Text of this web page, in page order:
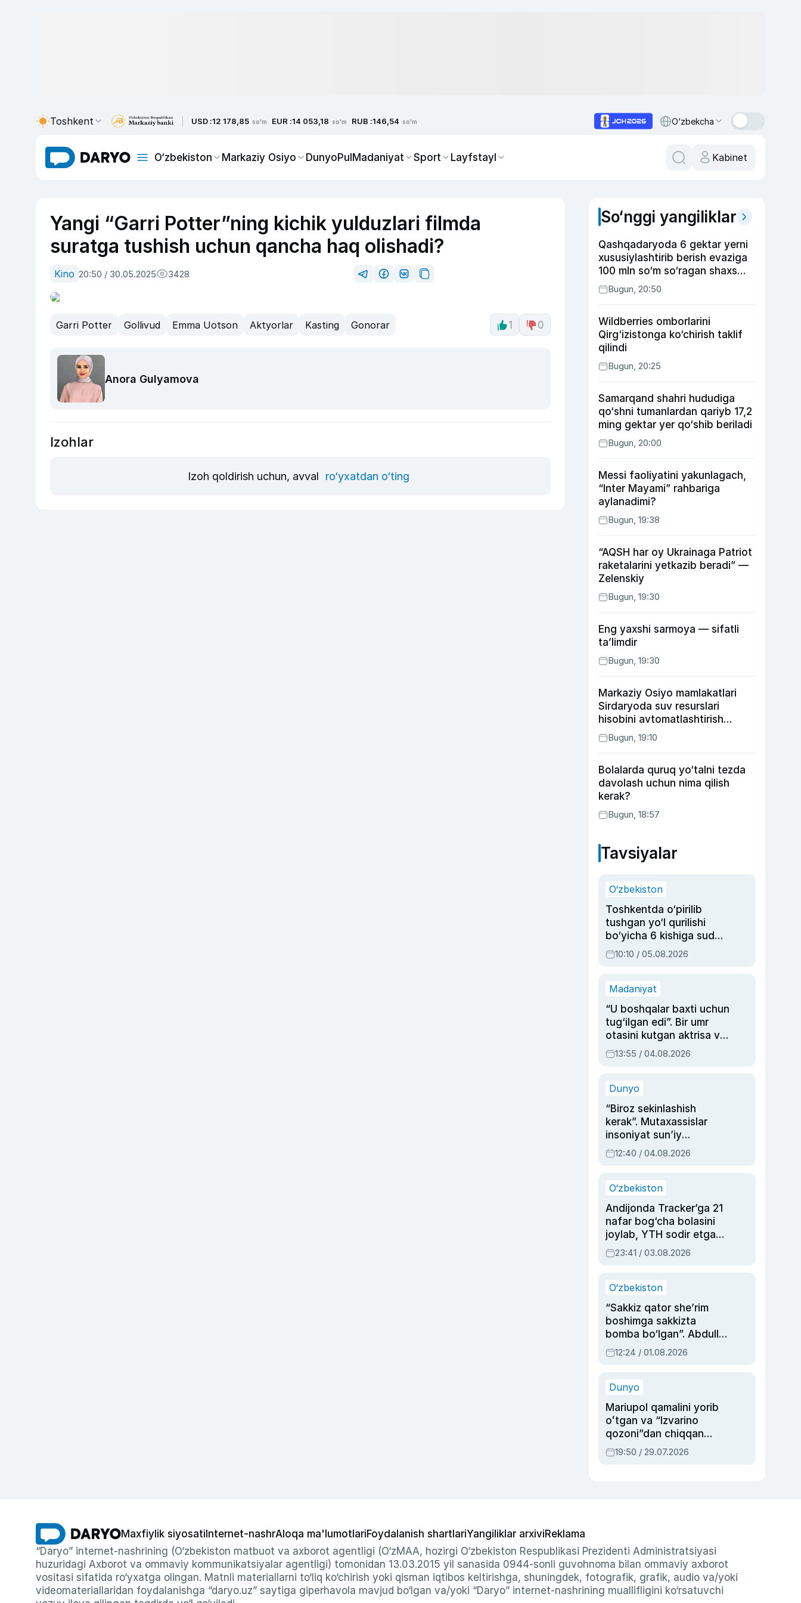
Toshkent USD :12 178,85 so'm EUR :14 053,18 so'm RUB :146,54 so'm O‘zbekcha
O‘zbekiston Markaziy Osiyo DunyoPulMadaniyat Sport Layfstayl Kabinet
Yangi “Garri Potter”ning kichik yulduzlari filmda
suratga tushish uchun qancha haq olishadi?
Kino 20:50 / 30.05.2025 3428
Garri Potter Gollivud Emma Uotson Aktyorlar Kasting Gonorar 1 0
Anora Gulyamova
Izohlar
Izoh qoldirish uchun, avval ro‘yxatdan o‘ting
So‘nggi yangiliklar
Qashqadaryoda 6 gektar yerni
xususiylashtirib berish evaziga
100 mln so‘m so‘ragan shaxs
ushlandi
Bugun, 20:50
Wildberries omborlarini
Qirg‘izistonga ko‘chirish taklif
qilindi
Bugun, 20:25
Samarqand shahri hududiga
qo‘shni tumanlardan qariyb 17,2
ming gektar yer qo‘shib beriladi
Bugun, 20:00
Messi faoliyatini yakunlagach,
“Inter Mayami” rahbariga
aylanadimi?
Bugun, 19:38
“AQSH har oy Ukrainaga Patriot
raketalarini yetkazib beradi” —
Zelenskiy
Bugun, 19:30
Eng yaxshi sarmoya — sifatli
ta’limdir
Bugun, 19:30
Markaziy Osiyo mamlakatlari
Sirdaryoda suv resurslari
hisobini avtomatlashtirish
rejasini ishlab chiqishni
ma’qulladi
Bugun, 19:10
Bolalarda quruq yo‘talni tezda
davolash uchun nima qilish
kerak?
Bugun, 18:57
Tavsiyalar
O‘zbekiston
Toshkentda o‘pirilib
tushgan yo‘l qurilishi
bo‘yicha 6 kishiga sud
hukmi o‘qildi
10:10 / 05.08.2026
Madaniyat
“U boshqalar baxti uchun
tug‘ilgan edi”. Bir umr
otasini kutgan aktrisa va
dublyaj ustasi Rimma
Ahmedovaning
13:55 / 04.08.2026
Dunyo
“Biroz sekinlashish
kerak”. Mutaxassislar
insoniyat sun’iy
intellektni boshqara
olmay qolishidan xavotir
12:40 / 04.08.2026
O‘zbekiston
Andijonda Tracker’ga 21
nafar bog‘cha bolasini
joylab, YTH sodir etgan
ayolga sud hukmi o‘qildi
23:41 / 03.08.2026
O‘zbekiston
“Sakkiz qator she’rim
boshimga sakkizta
bomba bo‘lgan”. Abdulla
Oripovni siyosiy
ayblovlardan asrab
12:24 / 01.08.2026
Dunyo
Mariupol qamalini yorib
oʻtgan va “Izvarino
qozoni”dan chiqqan
qahramon — Ukraina
armiyasi bosh
19:50 / 29.07.2026
Maxfiylik siyosati Internet-nashrAloqa ma'lumotlariFoydalanish shartlariYangiliklar arxiviReklama
“Daryo” internet-nashrining (O‘zbekiston matbuot va axborot agentligi (O‘zMAA, hozirgi O‘zbekiston Respublikasi Prezidenti Administratsiyasi
huzuridagi Axborot va ommaviy kommunikatsiyalar agentligi) tomonidan 13.03.2015 yil sanasida 0944-sonli guvohnoma bilan ommaviy axborot
vositasi sifatida ro‘yxatga olingan. Matnli materiallarni to‘liq ko‘chirish yoki qisman iqtibos keltirishga, shuningdek, fotografik, grafik, audio va/yoki
videomateriallaridan foydalanishga “daryo.uz” saytiga giperhavola mavjud bo‘lgan va/yoki “Daryo” internet-nashrining muallifligini ko‘rsatuvchi